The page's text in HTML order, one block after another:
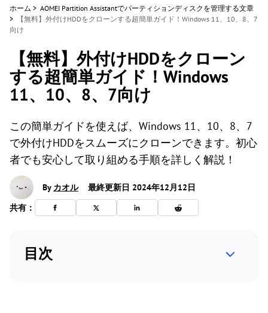
ホーム > AOMEI Partition Assistantでパーティションディスクを管理する文章
>
【無料】外付けHDDをクローンする超簡単ガイド！Windows 11、10、8、7
向け
【無料】外付けHDDをクローン
する超簡単ガイド！Windows
11、10、8、7向け
この簡単ガイドを使えば、Windows 11、10、8、7
で外付けHDDをスムーズにクローンできます。初心
者でも安心して取り組める手順を詳しく解説！
By カオル
最終更新日 2024年12月12日
共有：
目次